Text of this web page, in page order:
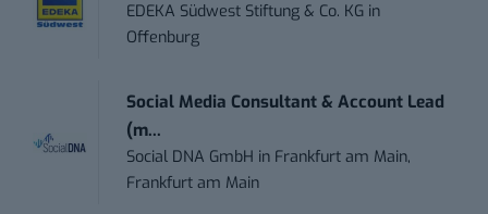
EDEKA Südwest Stiftung & Co. KG in
Offenburg
Social Media Consultant & Account Lead
(m...
Social DNA GmbH in Frankfurt am Main,
Frankfurt am Main